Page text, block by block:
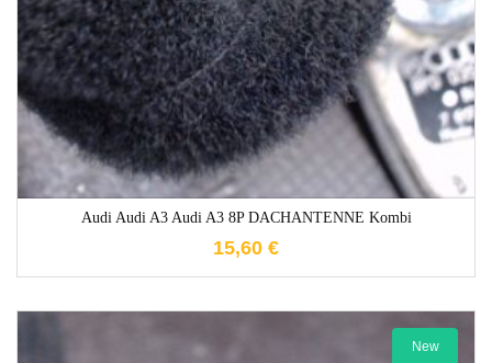
Audi Audi A3 Audi A3 8P DACHANTENNE Kombi
15,60 €
New